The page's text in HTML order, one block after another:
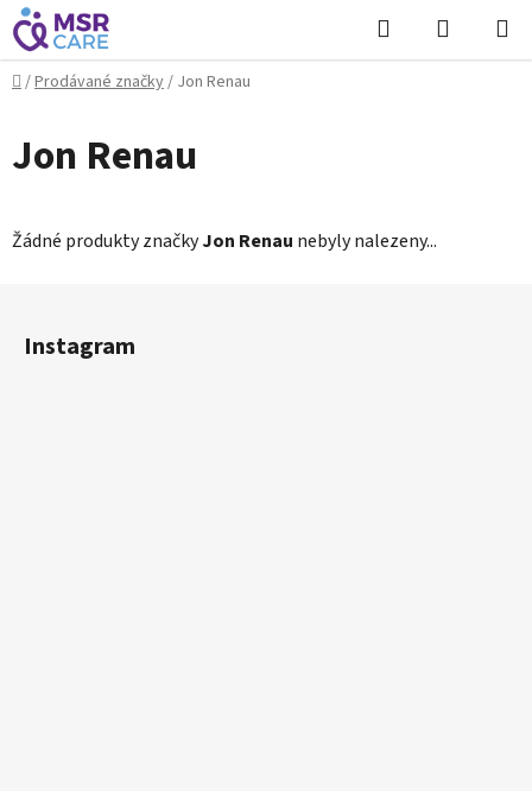
Přejít
na
obsah
Hledat
KOŠÍK
Domů
/Prodávané značky/ Jon Renau
Jon Renau
Žádné produkty značkyJon Renau nebyly nalezeny...
Instagram